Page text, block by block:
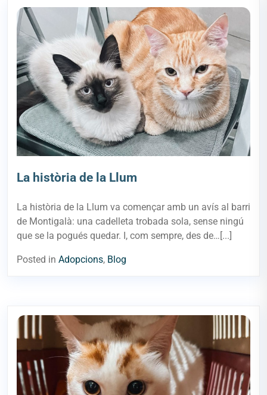
La història de la Llum
La història de la Llum va començar amb un avís al barri
de Montigalà: una cadelleta trobada sola, sense ningú
que se la pogués quedar. I, com sempre, des de…[...]
Posted in Adopcions, Blog